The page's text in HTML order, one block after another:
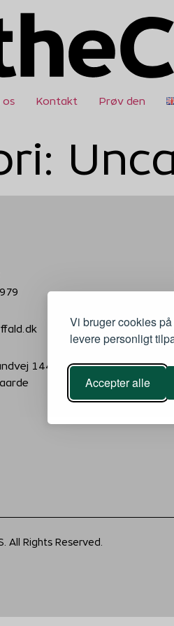
Vi bruger cookies
levere personligt
Accepter alle
os Kontakt Prøv den
144A,
All Rights Reserved.